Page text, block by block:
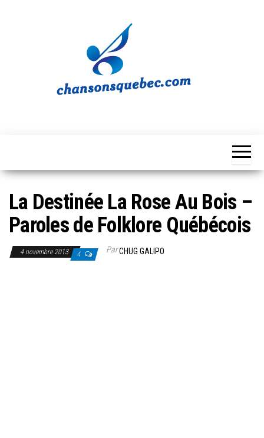
La Destinée La Rose Au Bois –
Paroles de Folklore Québécois
4 novembre 2013 4 ParCHUG GALIPO